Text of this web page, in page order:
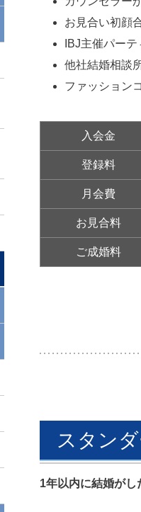
お見合い初顔
IBJ主催パー
他社結婚相談
ファッション
入会金
登録料
月会費
お見合料
ご成婚料
スタン
1年以内に結婚が